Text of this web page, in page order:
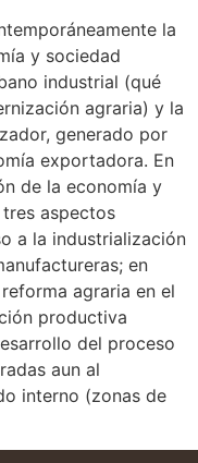
la
y sociedad
industrial (qué
agraria) y la
generado por
exportadora. En
de la economía y
aspectos
a la industrialización
en
agraria en el
productiva
del proceso
aun al
interno (zonas de